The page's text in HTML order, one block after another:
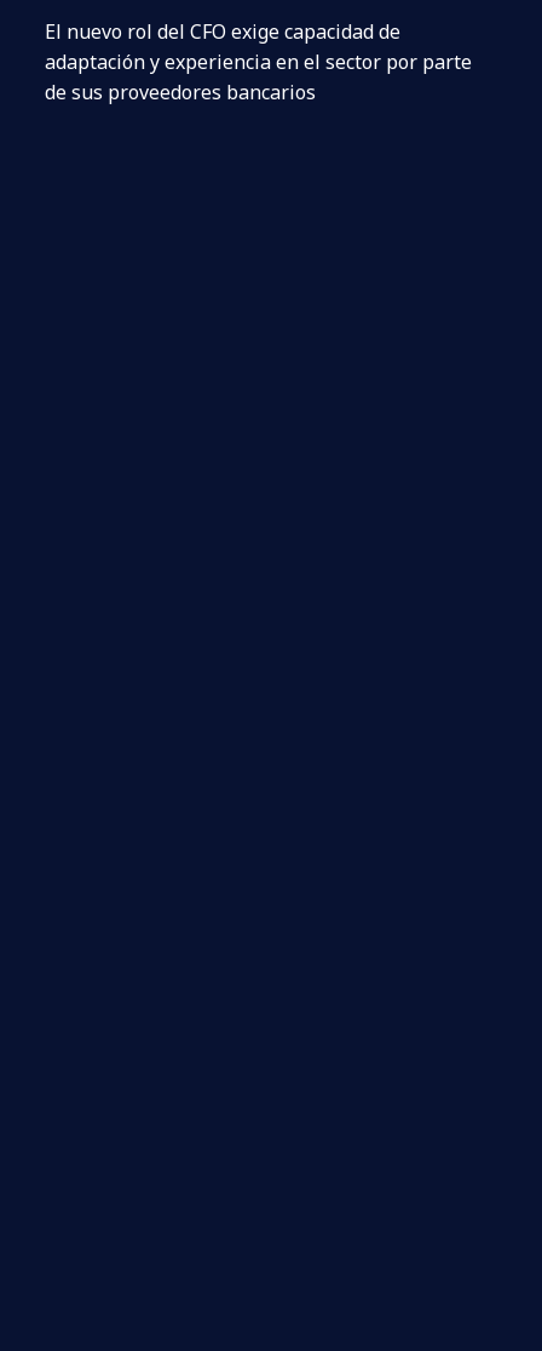
El nuevo rol del CFO exige capacidad de
adaptación y experiencia en el sector por parte
de sus proveedores bancarios